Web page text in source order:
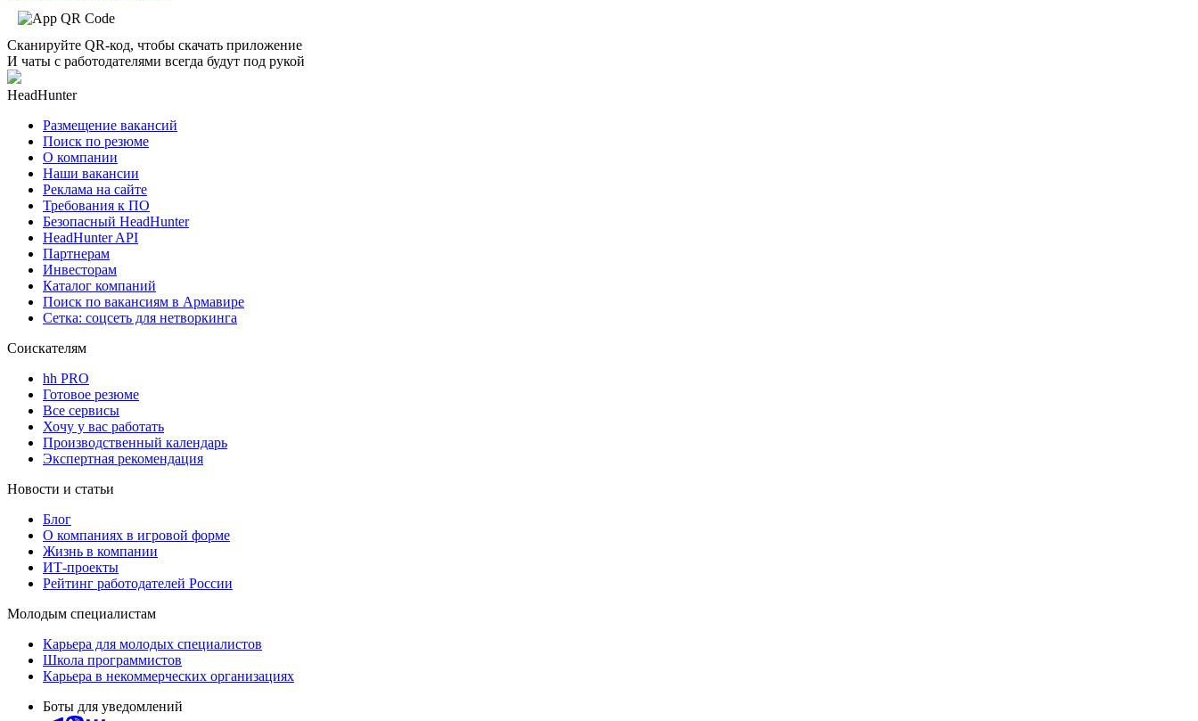
Сканируйте QR-код, чтобы скачать приложение
И чаты с работодателями всегда будут под рукой
HeadHunter
Размещение вакансий
Поиск по резюме
О компании
Наши вакансии
Реклама на сайте
Требования к ПО
Безопасный HeadHunter
HeadHunter API
Партнерам
Инвесторам
Каталог компаний
Поиск по вакансиям в Армавире
Сетка: соцсеть для нетворкинга
Соискателям
hh PRO
Готовое резюме
Все сервисы
Хочу у вас работать
Производственный календарь
Экспертная рекомендация
Новости и статьи
Блог
О компаниях в игровой форме
Жизнь в компании
ИТ-проекты
Рейтинг работодателей России
Молодым специалистам
Карьера для молодых специалистов
Школа программистов
Карьера в некоммерческих организациях
Боты для уведомлений